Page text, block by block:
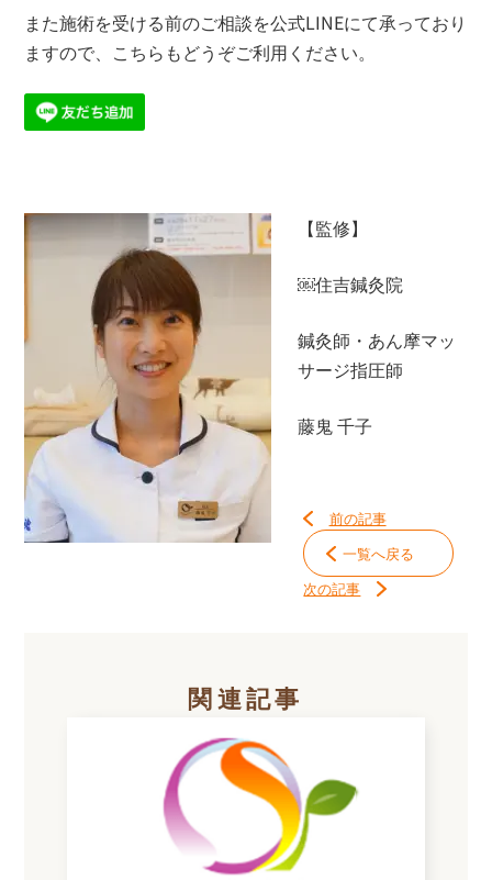
また施術を受ける前のご相談を公式LINEにて承っており
ますので、こちらもどうぞご利用ください。
【監修】
￼住吉鍼灸院
鍼灸師・あん摩マッ
サージ指圧師
藤鬼 千子
前の記事
一覧へ戻る
次の記事
関連記事